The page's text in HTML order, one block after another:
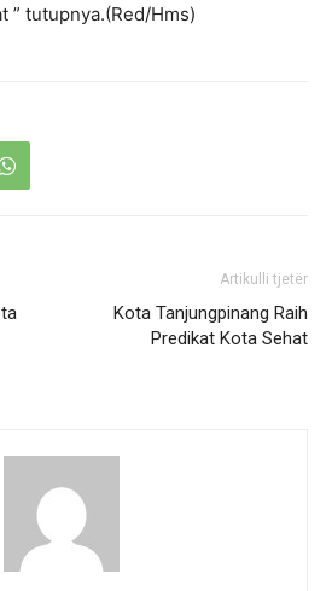
” tutupnya.(Red/Hms)
Artikulli tjetër
Kota Tanjungpinang Raih
Predikat Kota Sehat